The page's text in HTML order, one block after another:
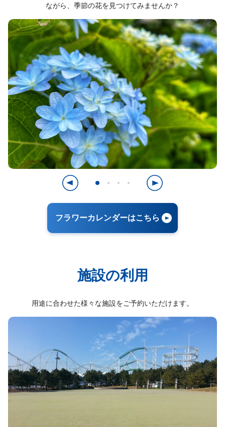
ながら、季節の花を見つけてみませんか？
フラワーカレンダーはこちら
施設の利用
用途に合わせた様々な施設をご予約いただけます。